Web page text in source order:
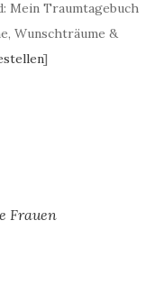
Mein Traumtagebuch
Wunschträume &
]
Frauen